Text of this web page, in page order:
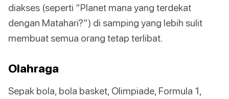
diakses (seperti “Planet mana yang terdekat
dengan Matahari?”) di samping yang lebih sulit
membuat semua orang tetap terlibat.
Olahraga
Sepak bola, bola basket, Olimpiade, Formula 1,